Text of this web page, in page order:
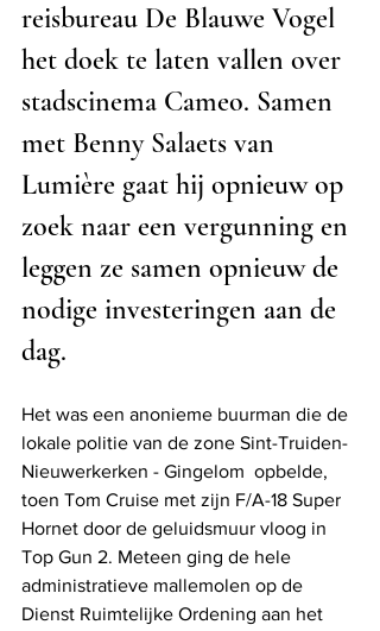
reisbureau De Blauwe Vogel
het doek te laten vallen over
stadscinema Cameo. Samen
met Benny Salaets van
Lumière gaat hij opnieuw op
zoek naar een vergunning en
leggen ze samen opnieuw de
nodige investeringen aan de
dag.
Het was een anonieme buurman die de
lokale politie van de zone Sint-Truiden-
Nieuwerkerken - Gingelom  opbelde,
toen Tom Cruise met zijn F/A-18 Super
Hornet door de geluidsmuur vloog in
Top Gun 2. Meteen ging de hele
administratieve mallemolen op de
Dienst Ruimtelijke Ordening aan het